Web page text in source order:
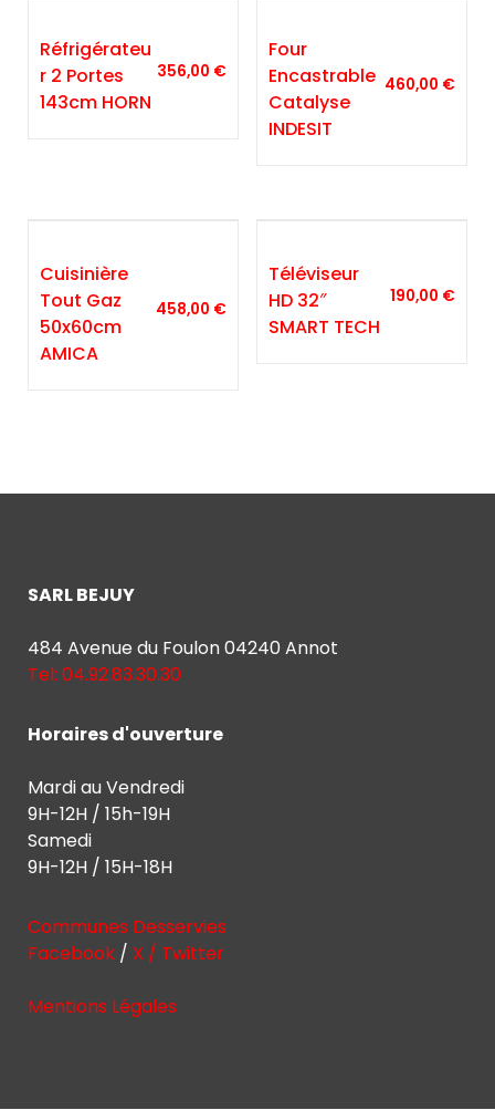
Réfrigérateu
R 2 Portes
143cm HORN
356,00 €
Four
Encastrable
Catalyse
INDESIT
460,00 €
Cuisinière
Tout Gaz
50x60cm
AMICA
458,00 €
Téléviseur
HD 32″
SMART TECH
190,00 €
SARL BEJUY
484 Avenue du Foulon 04240 Annot
Tel: 04.92.83.30.30
Horaires d'ouverture
Mardi au Vendredi
9H-12H / 15h-19H
Samedi
9H-12H / 15H-18H
Communes Desservies
Facebook / X / Twitter
Mentions Légales